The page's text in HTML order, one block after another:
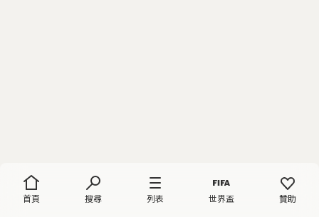
首頁 搜尋 列表 世界盃 贊助